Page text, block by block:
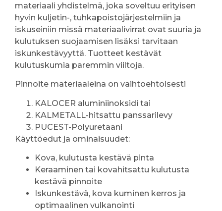
materiaali yhdistelmä, joka soveltuu erityisen
hyvin kuljetin-, tuhkapoistojärjestelmiin ja
iskuseiniin missä materiaalivirrat ovat suuria ja
kulutuksen suojaamisen lisäksi tarvitaan
iskunkestävyyttä. Tuotteet kestävät
kulutuskumia paremmin viiltoja.
Pinnoite materiaaleina on vaihtoehtoisesti
KALOCER aluminiinoksidi tai
KALMETALL-hitsattu panssarilevy
PUCEST-Polyuretaani
Käyttöedut ja ominaisuudet:
Kova, kulutusta kestävä pinta
Keraaminen tai kovahitsattu kulutusta
kestävä pinnoite
Iskunkestävä, kova kuminen kerros ja
optimaalinen vulkanointi